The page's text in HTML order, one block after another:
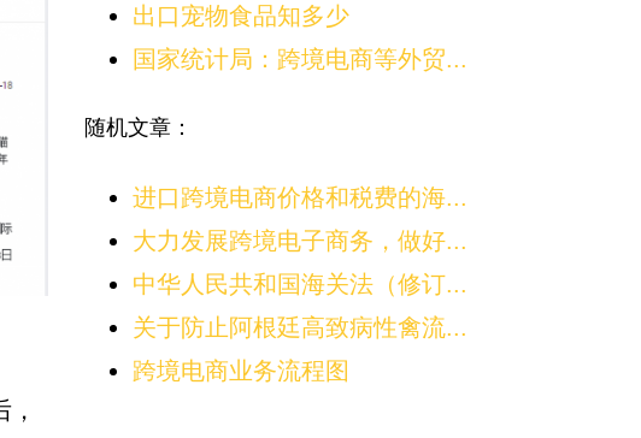
出口宠物食品知多少
国家统计局：跨境电商等外贸...
随机文章：
进口跨境电商价格和税费的海...
大力发展跨境电子商务，做好...
中华人民共和国海关法（修订...
关于防止阿根廷高致病性禽流...
跨境电商业务流程图